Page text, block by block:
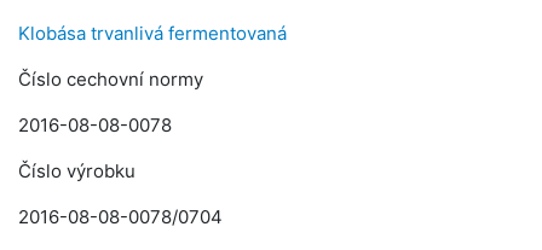
Klobása trvanlivá fermentovaná
Číslo cechovní normy
2016-08-08-0078
Číslo výrobku
2016-08-08-0078/0704